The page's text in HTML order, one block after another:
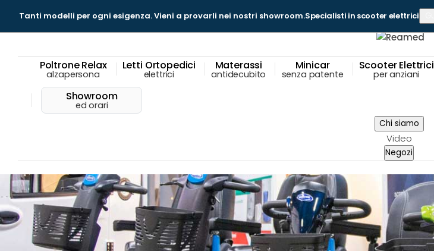
Tanti modelli per ogni esigenza.Vieni a provarli nei nostri showroom.Specialisti in scooter elettrici
Poltrone Relax
alzapersona
Letti Ortopedici
elettrici
Materassi
antidecubito
Minicar
senza patente
Scooter Elettrici
per anziani
Showroom
ed orari
Chi siamo
Video
Negozi